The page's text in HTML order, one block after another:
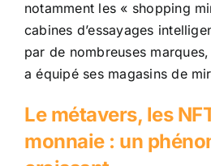
notamment les « shopping
cabines d’essayages
par de nombreuses
a équipé ses magasins de
Le métavers, les
monnaie : un